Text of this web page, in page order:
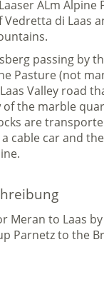
ALm Alpine
Vedretta di Laas
passing by
Pasture (not
Valley road
of the marble
are
cable car and
Meran to Laas
Parnetz to the